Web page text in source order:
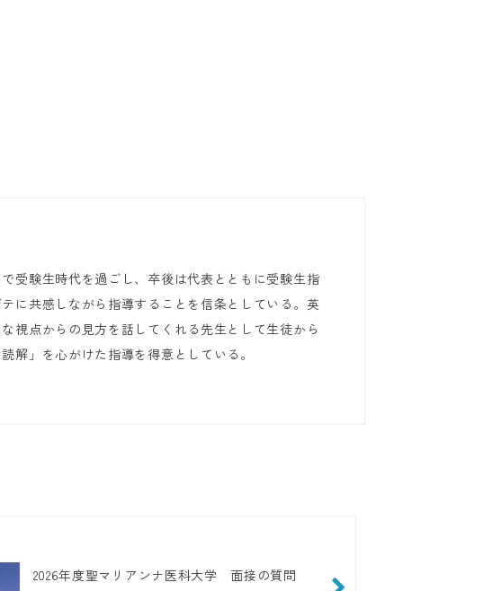
受験生時代を過ごし、卒後は代表とともに受験生指
に共感しながら指導することを信条としている。英
視点からの見方を話してくれる先生として生徒から
解」を心がけた指導を得意としている。
2026年度聖マリアンナ医科大学 面接の質問